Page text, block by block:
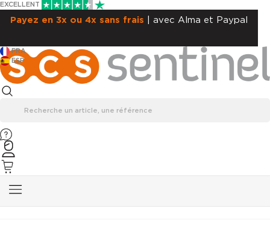
EXCELLENT
Livraison OFFERTE| en point relais
ESP